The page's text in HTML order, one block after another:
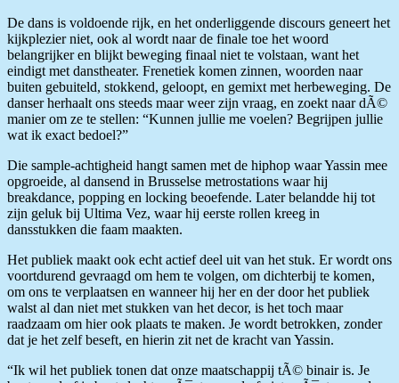
De dans is voldoende rijk, en het onderliggende discours geneert het
kijkplezier niet, ook al wordt naar de finale toe het woord
belangrijker en blijkt beweging finaal niet te volstaan, want het
eindigt met danstheater. Frenetiek komen zinnen, woorden naar
buiten gebuiteld, stokkend, geloopt, en gemixt met herbeweging. De
danser herhaalt ons steeds maar weer zijn vraag, en zoekt naar dÃ©
manier om ze te stellen: “Kunnen jullie me voelen? Begrijpen jullie
wat ik exact bedoel?”
Die sample-achtigheid hangt samen met de hiphop waar Yassin mee
opgroeide, al dansend in Brusselse metrostations waar hij
breakdance, popping en locking beoefende. Later belandde hij tot
zijn geluk bij Ultima Vez, waar hij eerste rollen kreeg in
dansstukken die faam maakten.
Het publiek maakt ook echt actief deel uit van het stuk. Er wordt ons
voortdurend gevraagd om hem te volgen, om dichterbij te komen,
om ons te verplaatsen en wanneer hij her en der door het publiek
walst al dan niet met stukken van het decor, is het toch maar
raadzaam om hier ook plaats te maken. Je wordt betrokken, zonder
dat je het zelf beseft, en hierin zit net de kracht van Yassin.
“Ik wil het publiek tonen dat onze maatschappij tÃ© binair is. Je